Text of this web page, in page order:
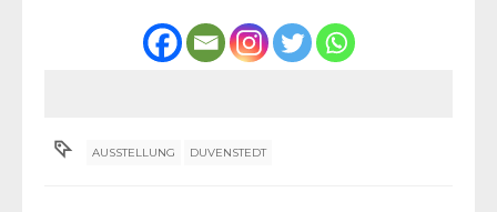
AUSSTELLUNG DUVENSTEDT